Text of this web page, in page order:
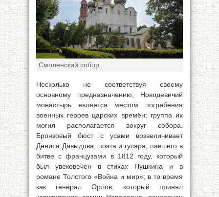
Смоленский собор
Несколько не соответствуя своему
основному предназначению, Новодевичий
монастырь является местом погребения
военных героев царских времён; группа их
могил располагается вокруг собора.
Бронзовый бюст с усами возвеличивает
Дениса Давыдова, поэта и гусара, павшего в
битве с французами в 1812 году, который
был увековечен в стихах Пушкина и в
романе Толстого «Война и мир»; в то время
как генерал Орлов, который принял